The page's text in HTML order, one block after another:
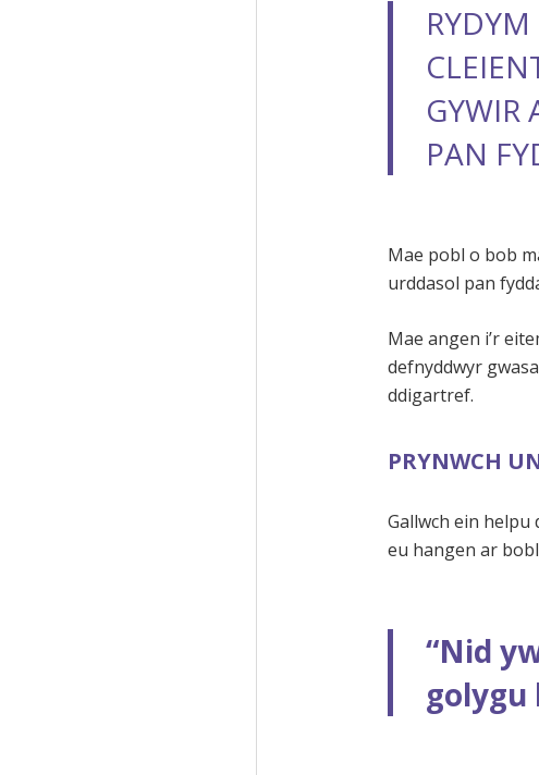
GYWIR
PAN
Mae pobl o bob
urddasol pan
Mae angen i’r
defnyddwyr
ddigartref.
PRYNWCH
Gallwch ein helpu
eu hangen ar
“Nid
golygu